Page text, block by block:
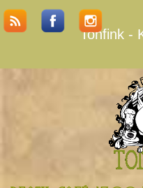
Tonfink -